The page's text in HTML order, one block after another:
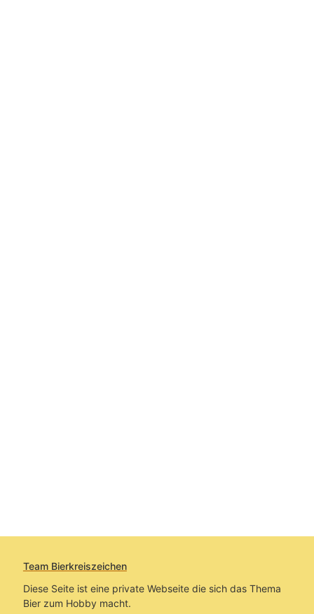
Team Bierkreiszeichen
Diese Seite ist eine private Webseite die sich das Thema
Bier zum Hobby macht.